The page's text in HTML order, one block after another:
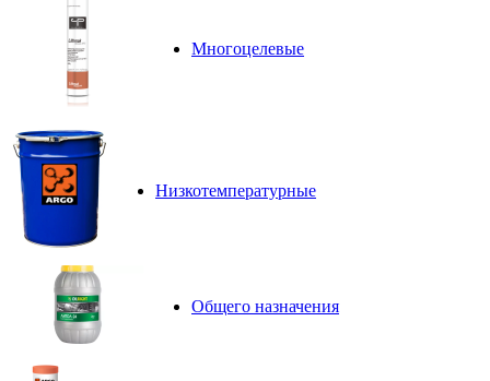
Многоцелевые
Низкотемпературные
Общего назначения